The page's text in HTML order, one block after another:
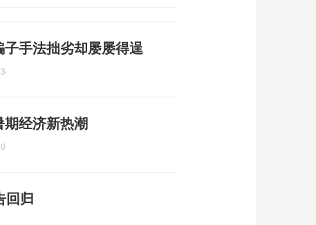
手法拙劣却屡屡得逞
经济新热潮
回归